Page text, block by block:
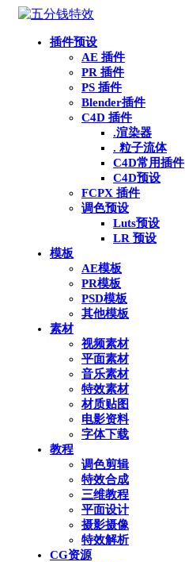
插件预设
AE 插件
PR 插件
PS 插件
Blender插件
C4D 插件
.渲染器
. 粒子流体
C4D常用插件
C4D预设
FCPX 插件
调色预设
Luts预设
LR 预设
模板
AE模板
PR模板
PSD模板
其他模板
素材
视频素材
平面素材
音乐素材
特效素材
材质贴图
电影资料
字体下载
教程
调色剪辑
特效合成
三维教程
平面设计
摄影摄像
特效解析
CG资源